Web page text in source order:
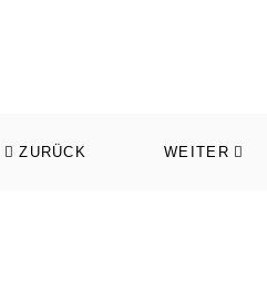
ZURÜCK WEITER